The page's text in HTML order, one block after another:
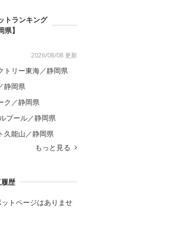
トランキング
県】
2026/08/08 更新
トリー東海／静岡県
静岡県
ク／静岡県
プール／静岡県
久能山／静岡県
もっと見る
歴
トページはありませ